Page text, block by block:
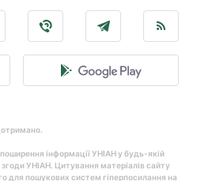
інформації УНІАН у будь-якій
УНІАН. Цитування матеріалів сайту
для пошукових систем гіперпосилання на